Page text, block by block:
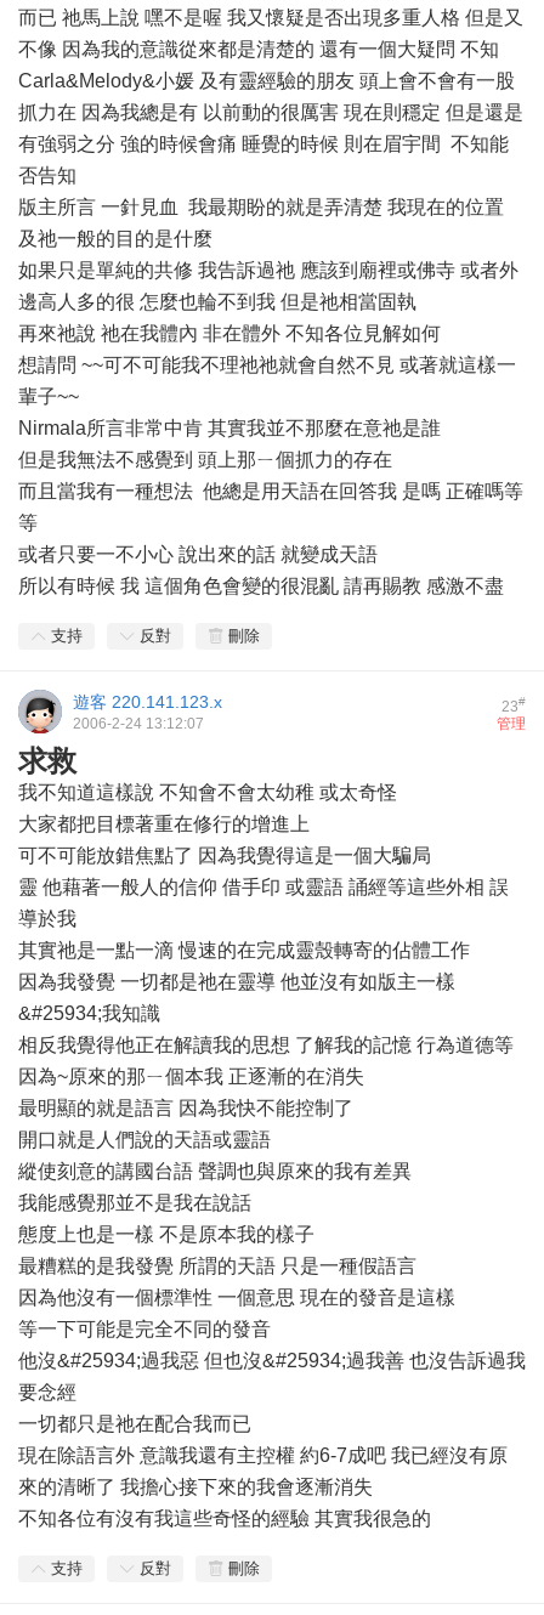
而已 祂馬上說 嘿不是喔 我又懷疑是否出現多重人格 但是又
不像 因為我的意識從來都是清楚的 還有一個大疑問 不知
Carla&Melody&小媛 及有靈經驗的朋友 頭上會不會有一股
抓力在 因為我總是有 以前動的很厲害 現在則穩定 但是還是
有強弱之分 強的時候會痛 睡覺的時候 則在眉宇間 不知能
否告知
版主所言 一針見血 我最期盼的就是弄清楚 我現在的位置
及祂一般的目的是什麼
如果只是單純的共修 我告訴過祂 應該到廟裡或佛寺 或者外
邊高人多的很 怎麼也輪不到我 但是祂相當固執
再來祂說 祂在我體內 非在體外 不知各位見解如何
想請問 ~~可不可能我不理祂祂就會自然不見 或著就這樣一
輩子~~
Nirmala所言非常中肯 其實我並不那麼在意祂是誰
但是我無法不感覺到 頭上那ㄧ個抓力的存在
而且當我有一種想法 他總是用天語在回答我 是嗎 正確嗎等
等
或者只要一不小心 說出來的話 就變成天語
所以有時候 我 這個角色會變的很混亂 請再賜教 感激不盡
支持 反對 刪除
23#
遊客 220.141.123.x
管理
2006-2-24 13:12:07
求救
我不知道這樣說 不知會不會太幼稚 或太奇怪
大家都把目標著重在修行的增進上
可不可能放錯焦點了 因為我覺得這是一個大騙局
靈 他藉著一般人的信仰 借手印 或靈語 誦經等這些外相 誤
導於我
其實祂是一點一滴 慢速的在完成靈殼轉寄的佔體工作
因為我發覺 一切都是祂在靈導 他並沒有如版主一樣
&#25934;我知識
相反我覺得他正在解讀我的思想 了解我的記憶 行為道德等
因為~原來的那ㄧ個本我 正逐漸的在消失
最明顯的就是語言 因為我快不能控制了
開口就是人們說的天語或靈語
縱使刻意的講國台語 聲調也與原來的我有差異
我能感覺那並不是我在說話
態度上也是一樣 不是原本我的樣子
最糟糕的是我發覺 所謂的天語 只是一種假語言
因為他沒有一個標準性 一個意思 現在的發音是這樣
等一下可能是完全不同的發音
他沒&#25934;過我惡 但也沒&#25934;過我善 也沒告訴過我
要念經
一切都只是祂在配合我而已
現在除語言外 意識我還有主控權 約6-7成吧 我已經沒有原
來的清晰了 我擔心接下來的我會逐漸消失
不知各位有沒有我這些奇怪的經驗 其實我很急的
支持 反對 刪除